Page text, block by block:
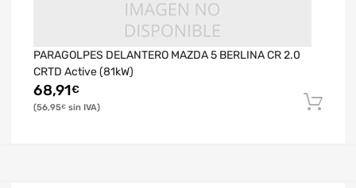
PARAGOLPES DELANTERO MAZDA 5 BERLINA CR 2.0
CRTD Active (81kW)
68,91€
56,95€